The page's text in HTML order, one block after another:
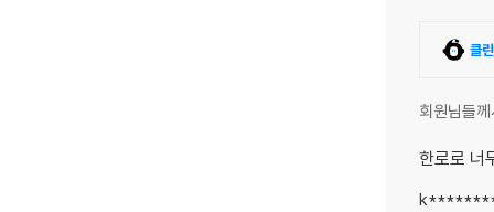
클
회원님들
한로로 너